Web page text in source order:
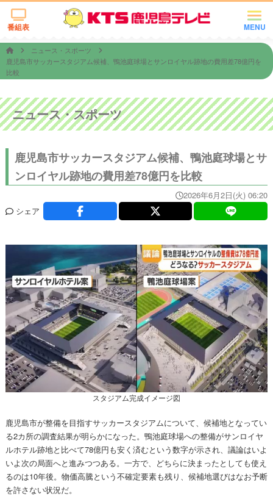
MENU
番組表
ニュース・スポーツ
鹿児島市サッカースタジアム候補、鴨池庭球場とサンロイヤル跡地の費用差78億円を
比較
ニュース・スポーツ
鹿児島市サッカースタジアム候補、鴨池庭球場とサ
ンロイヤル跡地の費用差78億円を比較
2026年6月2日(火) 06:20
シェア
スタジアム完成イメージ図
鹿児島市が整備を目指すサッカースタジアムについて、候補地となってい
る2カ所の調査結果が明らかになった。鴨池庭球場への整備がサンロイヤ
ルホテル跡地と比べて78億円も安く済むという数字が示され、議論はいよ
いよ次の局面へと進みつつある。一方で、どちらに決まったとしても使え
るのは10年後。物価高騰という不確定要素も残り、候補地選びはなお予断
を許さない状況だ。